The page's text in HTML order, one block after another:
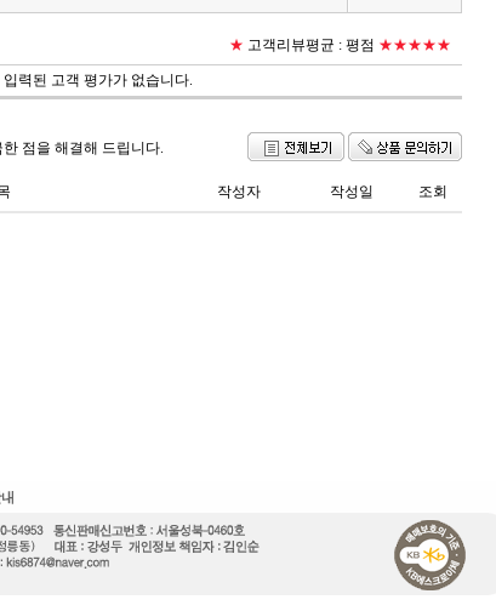
★ 고객리뷰평균 : 평점 ★★★★★
입력된 고객 평가가 없습니다.
점을 해결해 드립니다.
작성자 작성일 조회